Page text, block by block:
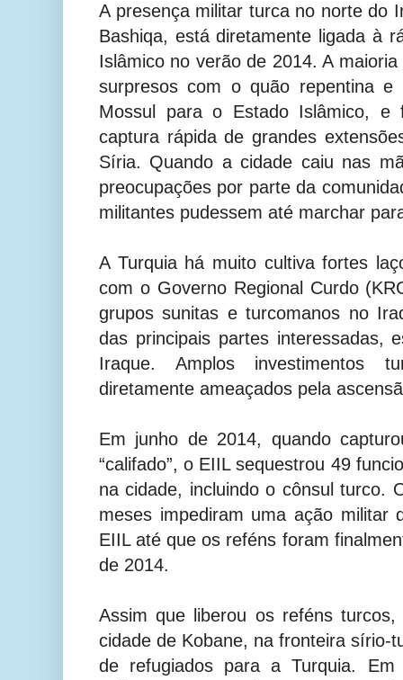
A presença militar turca no norte do
Bashiqa, está diretamente ligada à
Islâmico no verão de 2014. A
surpresos com o quão repentina
Mossul para o Estado Islâmico, e
captura rápida de grandes
Síria. Quando a cidade caiu nas
preocupações por parte da
militantes pudessem até marchar
A Turquia há muito cultiva fortes
com o Governo Regional Curdo
grupos sunitas e turcomanos no
das principais partes interessadas,
Iraque. Amplos investimentos
diretamente ameaçados pela
Em junho de 2014, quando
“califado”, o EIIL sequestrou 49
na cidade, incluindo o cônsul turco.
meses impediram uma ação militar
EIIL até que os reféns foram
de 2014.
Assim que liberou os reféns
cidade de Kobane, na fronteira sírio-
de refugiados para a Turquia.